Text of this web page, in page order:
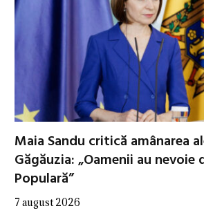
Maia Sandu critică amânarea
Găgăuzia: „Oamenii au nevoie
Populară”
7 august 2026